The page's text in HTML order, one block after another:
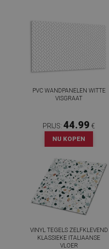
PVC WANDPANELEN WITTE
VISGRAAT
PRIJS: 44.99 €
NU KOPEN
VINYL TEGELS ZELFKLEVEND
KLASSIEKE ITALIAANSE
VLOER